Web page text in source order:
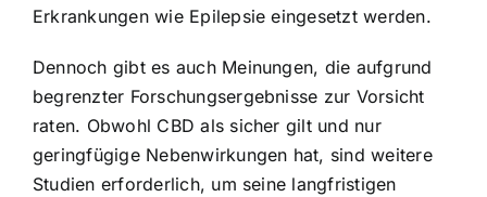
Erkrankungen wie Epilepsie eingesetzt werden.
Dennoch gibt es auch Meinungen, die aufgrund
begrenzter Forschungsergebnisse zur Vorsicht
raten. Obwohl CBD als sicher gilt und nur
geringfügige Nebenwirkungen hat, sind weitere
Studien erforderlich, um seine langfristigen